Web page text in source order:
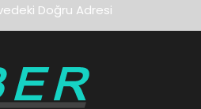
Doğru Adresi